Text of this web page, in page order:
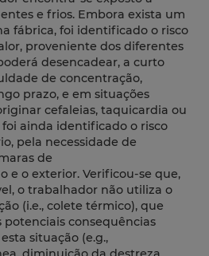
e frios. Embora exista um
fábrica, foi identificado o risco
proveniente dos diferentes
desencadear, a curto
de concentração,
prazo, e em situações
cefaleias, taquicardia ou
ainda identificado o risco
pela necessidade de
de
e o exterior. Verificou-se que,
o trabalhador não utiliza o
(i.e., colete térmico), que
consequências
situação (e.g.,